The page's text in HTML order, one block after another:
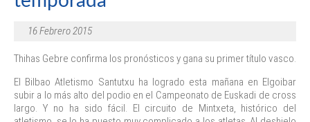
16 Febrero 2015
Thihas Gebre confirma los pronósticos y gana su primer título vasco.
El Bilbao Atletismo Santutxu ha logrado esta mañana en Elgoibar
subir a lo más alto del podio en el Campeonato de Euskadi de cross
largo. Y no ha sido fácil. El circuito de Mintxeta, histórico del